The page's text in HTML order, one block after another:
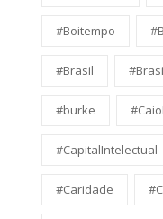
#Boitempo
#Brasil
#burke
#CapitalIntelectual
#Caridade